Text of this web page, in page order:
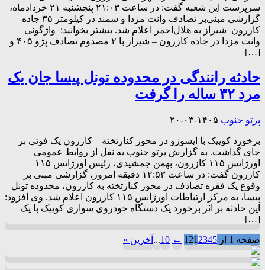
سرپرست این شعبه گفت: در ساعت ۲۱:۰۳ پنجشنبه ۲۱ خرداد‌ماه،
گزارشی مبنی‌بر تصادف وانت مزدا و سمند در کیلومتر ۳۵ جاده
کازرون_شیراز به هلال‌احمر اعلام شد. بیشتر بخوانید: واژگونی
وانت مزدا در جاده کازرون – شیراز با ۲ مصدوم تصادف پژو ۴۰۵ و
[…]
حادثه رانندگی در محدوده تونل پیسا جان یک
مرد ۳۲ ساله را گرفت
پرتو جنوب ۱۴۰۵-۰۳-۲۰
برخورد کوییک با ایسوزو در محور کنارتخته – کازرون یک فوتی بر
جای گذاشت. به گزارش پرتو جنوب به نقل از روابط عمومی
اورژانس ۱۱۵ کازرون، بهمن جمشیدی، رئیس اورژانس ۱۱۵
کازرون گفت: در ساعت ۱۲:۵۳ دقیقه امروز، گزارشی مبنی بر
وقوع یک فقره تصادف در محور کنارتخته به کازرون، محدوده تونل
پیسا، به مرکز ارتباطات اورژانس ۱۱۵ کازرون اعلام شد. وی افزود:
این حادثه بر اثر برخورد یک دستگاه خودروی سواری کوییک با یک
[…]
صفحه 1 از 12 12345
←
10
... آخرین »